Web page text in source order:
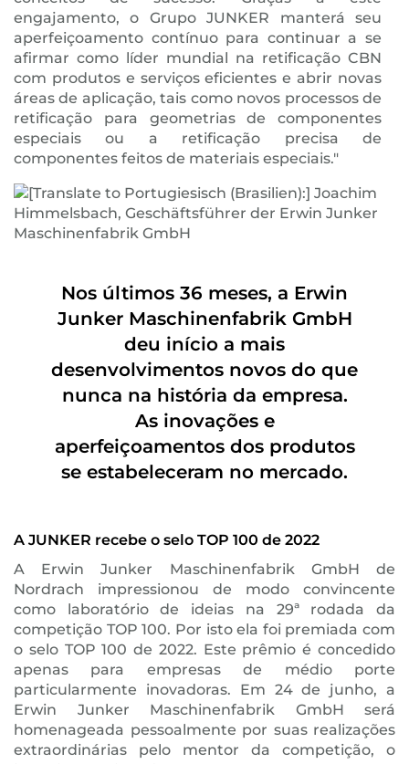
engajamento, o Grupo JUNKER manterá seu
aperfeiçoamento contínuo para continuar a se
afirmar como líder mundial na retificação CBN
com produtos e serviços eficientes e abrir novas
áreas de aplicação, tais como novos processos de
retificação para geometrias de componentes
especiais ou a retificação precisa de
componentes feitos de materiais especiais."
Nos últimos 36 meses, a Erwin
Junker Maschinenfabrik GmbH
deu início a mais
desenvolvimentos novos do que
nunca na história da empresa.
As inovações e
aperfeiçoamentos dos produtos
se estabeleceram no mercado.
A JUNKER recebe o selo TOP 100 de 2022
A Erwin Junker Maschinenfabrik GmbH de
Nordrach impressionou de modo convincente
como laboratório de ideias na 29ª rodada da
competição TOP 100. Por isto ela foi premiada com
o selo TOP 100 de 2022. Este prêmio é concedido
apenas para empresas de médio porte
particularmente inovadoras. Em 24 de junho, a
Erwin Junker Maschinenfabrik GmbH será
homenageada pessoalmente por suas realizações
extraordinárias pelo mentor da competição, o